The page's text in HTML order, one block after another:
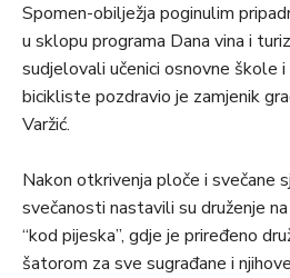
Spomen-obilježja poginulim
u sklopu programa Dana vina i
sudjelovali učenici osnovne škole
bicikliste pozdravio je zamjenik
Varžić.
Nakon otkrivenja ploče i svečane
svečanosti nastavili su druženje
“kod pijeska”, gdje je priređeno
šatorom za sve sugrađane i